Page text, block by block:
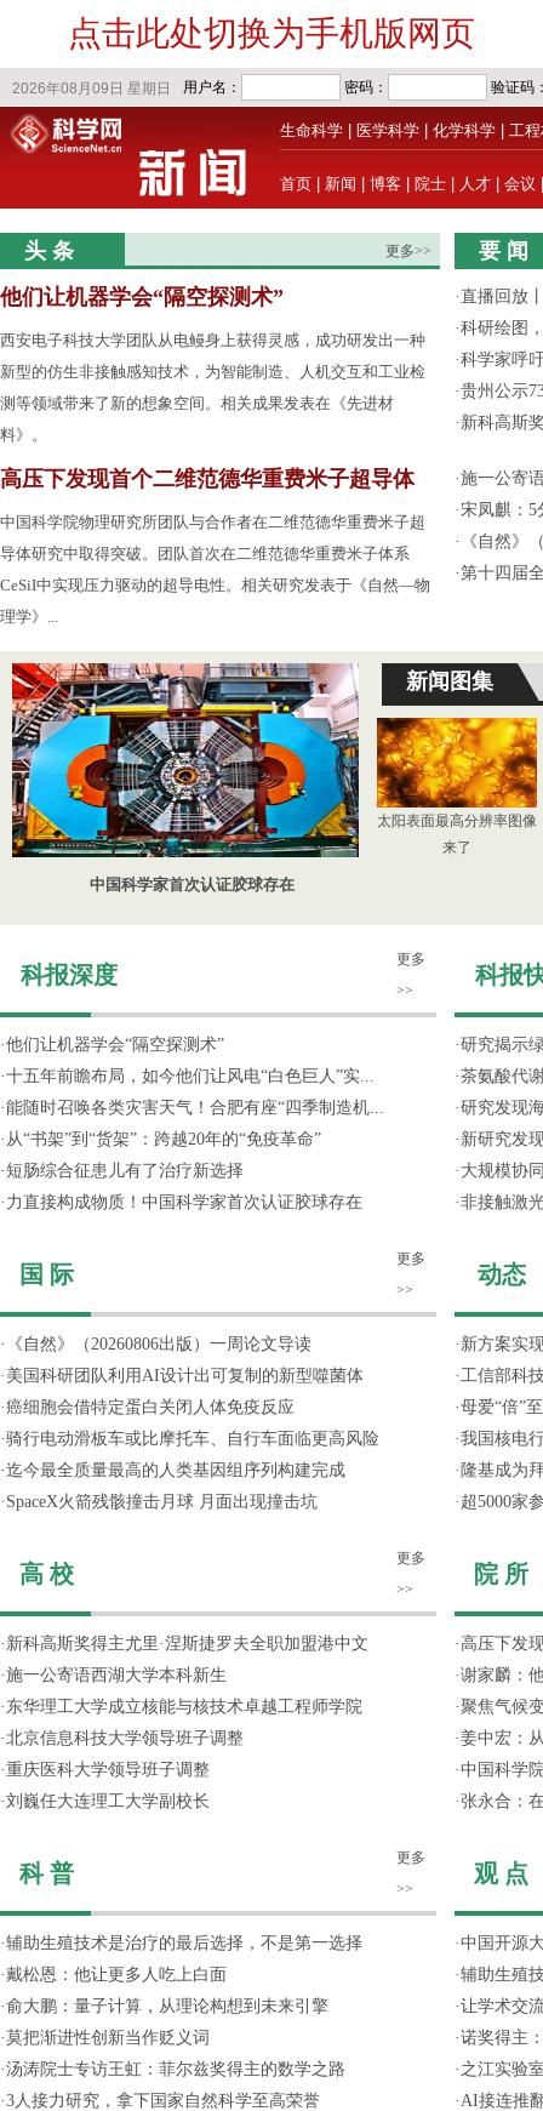
点击此处切换为手机版网页
生命科学 医学科学 化学科学 工
首页 新闻 博客 院士 人才 会议
头 条 更多>>
他们让机器学会“隔空探测术”
西安电子科技大学团队从电鳗身上获得灵感，成功研发出一种
新型的仿生非接触感知技术，为智能制造、人机交互和工业检
测等领域带来了新的想象空间。相关成果发表在《先进材
料》。
高压下发现首个二维范德华重费米子超导体
中国科学院物理研究所团队与合作者在二维范德华重费米子超
导体研究中取得突破。团队首次在二维范德华重费米子体系
CeSiI中实现压力驱动的超导电性。相关研究发表于《自然—物
理学》...
要 闻
·直播回放
·科研绘图
·科学家呼
·贵州公示
· 新科高斯
·施一公寄
·宋凤麒：5
·
《自然》
·第十四届
中国科学家首次认证胶球存在
新闻图集
太阳表面最高分辨率图像
来了
科报深度
更多
>>
·他们让机器学会“隔空探测术”
·十五年前瞻布局，如今他们让风电“白色巨人”实...
·能随时召唤各类灾害天气！合肥有座“四季制造机...
· 从“书架”到“货架”：跨越20年的“免疫革命”
· 短肠综合征患儿有了治疗新选择
· 力直接构成物质！中国科学家首次认证胶球存在
国 际
更多
>>
·
《自然》（20260806出版）一周论文导读
· 美国科研团队利用AI设计出可复制的新型噬菌体
·癌细胞会借特定蛋白关闭人体免疫反应
·骑行电动滑板车或比摩托车、自行车面临更高风险
·迄今最全质量最高的人类基因组序列构建完成
· SpaceX火箭残骸撞击月球 月面出现撞击坑
高 校
更多
>>
· 新科高斯奖得主尤里·涅斯捷罗夫全职加盟港中文
·施一公寄语西湖大学本科新生
· 东华理工大学成立核能与核技术卓越工程师学院
·北京信息科技大学领导班子调整
·重庆医科大学领导班子调整
·刘巍任大连理工大学副校长
科 普
更多
>>
·辅助生殖技术是治疗的最后选择，不是第一选择
·戴松恩：他让更多人吃上白面
·俞大鹏：量子计算，从理论构想到未来引擎
·莫把渐进性创新当作贬义词
·汤涛院士专访王虹：菲尔兹奖得主的数学之路
·3人接力研究，拿下国家自然科学至高荣誉
科报
·研究揭示
·茶氨酸代
·研究发现
· 新研究发
· 大规模协
·非接触激
动态
· 新方案实
·工信部科
·母爱“倍”
·我国核电
· 隆基成为
· 超5000家
院 所
· 高压下发
·谢家麟：
·聚焦气候
·姜中宏：
·中国科学
·张永合：
观 点
·中国开源
·辅助生殖
·让学术交
·诺奖得主
· 之江实验
·AI接连推